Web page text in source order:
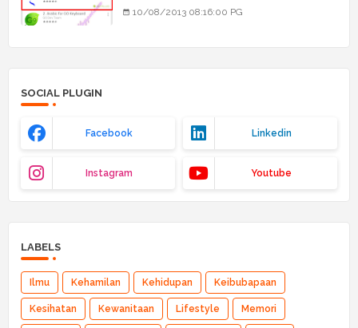
10/08/2013 08:16:00 PG
SOCIAL PLUGIN
Facebook Linkedin
Instagram Youtube
LABELS
Ilmu Kehamilan Kehidupan Keibubapaan
Kesihatan Kewanitaan Lifestyle Memori